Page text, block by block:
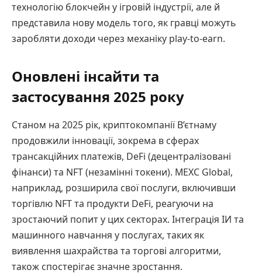
технологію блокчейн у ігровій індустрії, але й
представила нову модель того, як гравці можуть
заробляти доходи через механіку play-to-earn.
Оновлені інсайти та
застосування 2025 року
Станом на 2025 рік, криптокомпанії В’єтнаму
продовжили інновації, зокрема в сферах
трансакційних платежів, DeFi (децентралізовані
фінанси) та NFT (незамінні токени). MEXC Global,
наприклад, розширила свої послуги, включивши
торгівлю NFT та продукти DeFi, реагуючи на
зростаючий попит у цих секторах. Інтеграція ІИ та
машинного навчання у послугах, таких як
виявлення шахрайства та торгові алгоритми,
також спостерігає значне зростання.